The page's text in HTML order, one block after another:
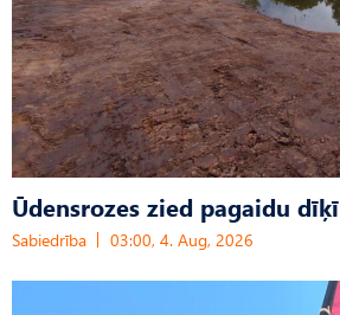
Ūdensrozes zied pagaidu dīķī
Sabiedrība 03:00, 4. Aug, 2026